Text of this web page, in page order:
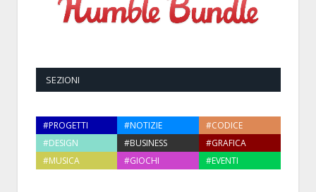
SEZIONI
#PROGETTI #NOTIZIE
#CODICE
#DESIGN
#BUSINESS
#GRAFICA
#MUSICA
#GIOCHI #EVENTI